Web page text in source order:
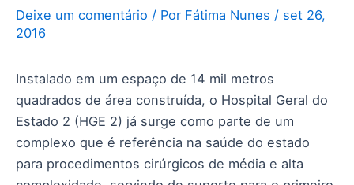
Deixe um comentário / Por Fátima Nunes / set 26,
2016
Instalado em um espaço de 14 mil metros
quadrados de área construída, o Hospital Geral do
Estado 2 (HGE 2) já surge como parte de um
complexo que é referência na saúde do estado
para procedimentos cirúrgicos de média e alta